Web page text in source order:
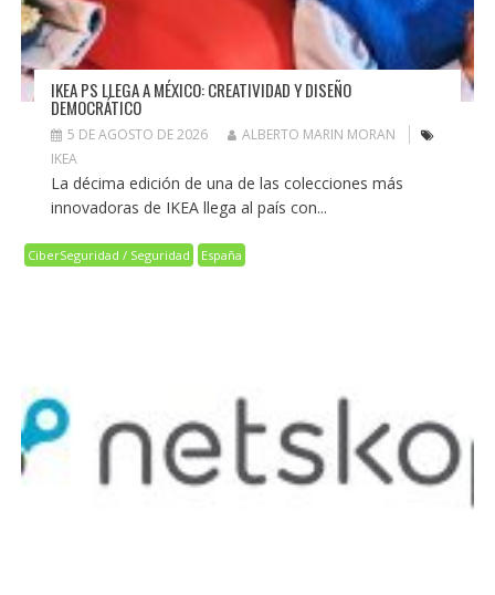
IKEA PS LLEGA A MÉXICO: CREATIVIDAD Y DISEÑO
DEMOCRÁTICO
5 DE AGOSTO DE 2026
ALBERTO MARIN MORAN
IKEA
La décima edición de una de las colecciones más
innovadoras de IKEA llega al país con...
CiberSeguridad / Seguridad España